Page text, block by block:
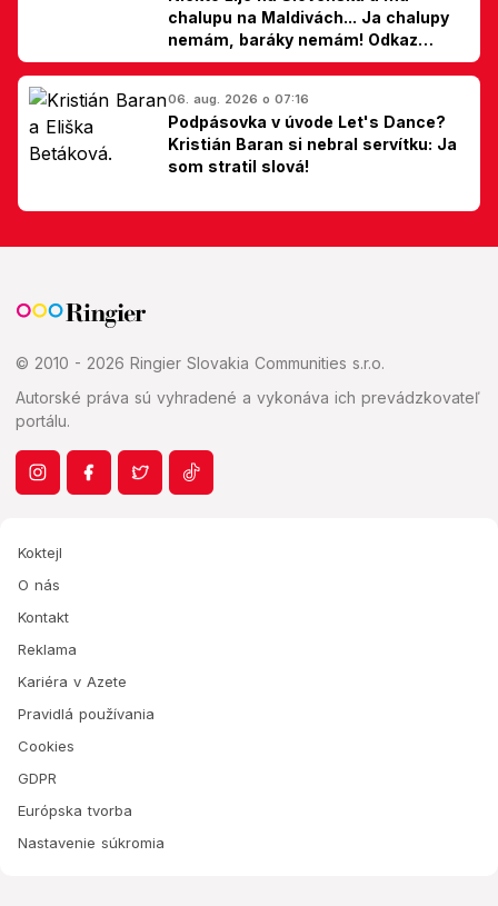
chalupu na Maldivách... Ja chalupy
nemám, baráky nemám! Odkaz
Slovákom
06. aug. 2026 o 07:16
Podpásovka v úvode Let's Dance?
Kristián Baran si nebral servítku: Ja
som stratil slová!
© 2010 - 2026 Ringier Slovakia Communities s.r.o.
Autorské práva sú vyhradené a vykonáva ich prevádzkovateľ
portálu.
Koktejl
O nás
Kontakt
Reklama
Kariéra v Azete
Pravidlá používania
Cookies
GDPR
Európska tvorba
Nastavenie súkromia